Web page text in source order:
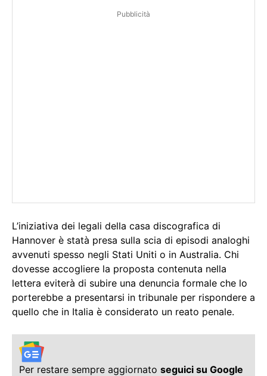
Pubblicità
L’iniziativa dei legali della casa discografica di
Hannover è statà presa sulla scia di episodi analoghi
avvenuti spesso negli Stati Uniti o in Australia. Chi
dovesse accogliere la proposta contenuta nella
lettera eviterà di subire una denuncia formale che lo
porterebbe a presentarsi in tribunale per rispondere a
quello che in Italia è considerato un reato penale.
Per restare sempre aggiornato seguici su Google